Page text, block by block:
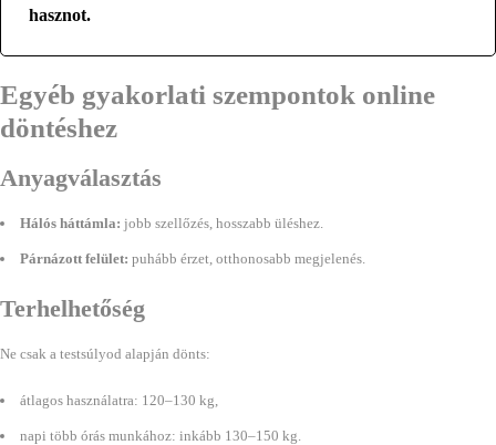
hasznot.
Egyéb gyakorlati szempontok online
döntéshez
Anyagválasztás
Hálós háttámla: jobb szellőzés, hosszabb üléshez.
Párnázott felület: puhább érzet, otthonosabb megjelenés.
Terhelhetőség
Ne csak a testsúlyod alapján dönts:
átlagos használatra: 120–130 kg,
napi több órás munkához: inkább 130–150 kg.